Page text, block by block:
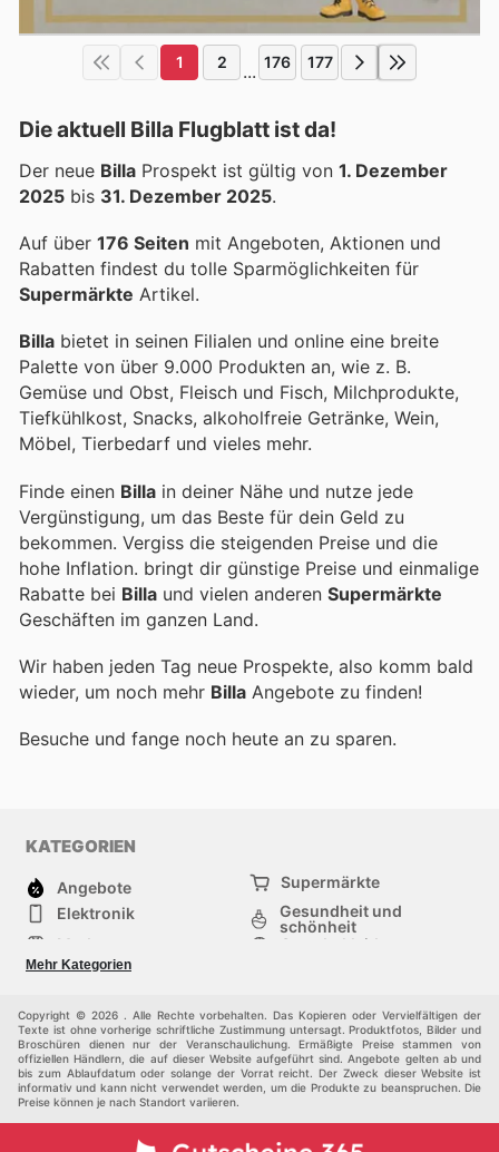
1 2 ... 176 177
Die aktuell Billa Flugblatt ist da!
Der neue Billa Prospekt ist gültig von 1. Dezember
2025 bis 31. Dezember 2025.
Auf über 176 Seiten mit Angeboten, Aktionen und
Rabatten findest du tolle Sparmöglichkeiten für
Supermärkte Artikel.
Billa bietet in seinen Filialen und online eine breite
Palette von über 9.000 Produkten an, wie z. B.
Gemüse und Obst, Fleisch und Fisch, Milchprodukte,
Tiefkühlkost, Snacks, alkoholfreie Getränke, Wein,
Möbel, Tierbedarf und vieles mehr.
Finde einen Billa in deiner Nähe und nutze jede
Vergünstigung, um das Beste für dein Geld zu
bekommen. Vergiss die steigenden Preise und die
hohe Inflation. bringt dir günstige Preise und einmalige
Rabatte bei Billa und vielen anderen Supermärkte
Geschäften im ganzen Land.
Wir haben jeden Tag neue Prospekte, also komm bald
wieder, um noch mehr Billa Angebote zu finden!
Besuche und fange noch heute an zu sparen.
KATEGORIEN
Angebote
Supermärkte
Elektronik
Gesundheit und
schönheit
Mode
Sportbekleidung
Baumarkt
Mehr Kategorien
Copyright © 2026 . Alle Rechte vorbehalten. Das Kopieren oder Vervielfältigen der
Texte ist ohne vorherige schriftliche Zustimmung untersagt. Produktfotos, Bilder und
Broschüren dienen nur der Veranschaulichung. Ermäßigte Preise stammen von
offiziellen Händlern, die auf dieser Website aufgeführt sind. Angebote gelten ab und
bis zum Ablaufdatum oder solange der Vorrat reicht. Der Zweck dieser Website ist
informativ und kann nicht verwendet werden, um die Produkte zu beanspruchen. Die
Preise können je nach Standort variieren.